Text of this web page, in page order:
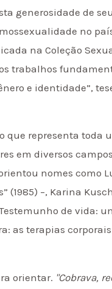
generosidade de
no país
na Coleção
trabalhos
e identidade”,
que representa toda
em diversos
nomes como
(1985) –, Karina
de vida:
as terapias
orientar. "Cobrava,